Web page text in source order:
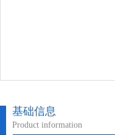
基础信息
Product information